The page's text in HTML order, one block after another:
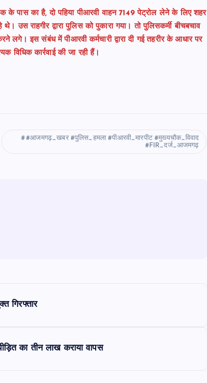
के पास का है, दो पहिया पीआरवी वाहन 7149 पेट्रोल लेने के लिए शहर
उस राहगीर द्वारा पुलिस को पुकारा गया। तो पुलिसकर्मी बीचबचाव
लगे। इस संबंध में पीआरवी कर्मचारी द्वारा दी गई तहरीर के आधार पर
विधिक कार्रवाई की जा रही हैं।
#आजमगढ़_खबर #पुलिस_हमला #पीआरवी_मारपीट #मुख्यचौक_विवाद
#FIR_दर्ज_आजमगढ़
गिरफ्तार
का तीन लाख कराया वापस